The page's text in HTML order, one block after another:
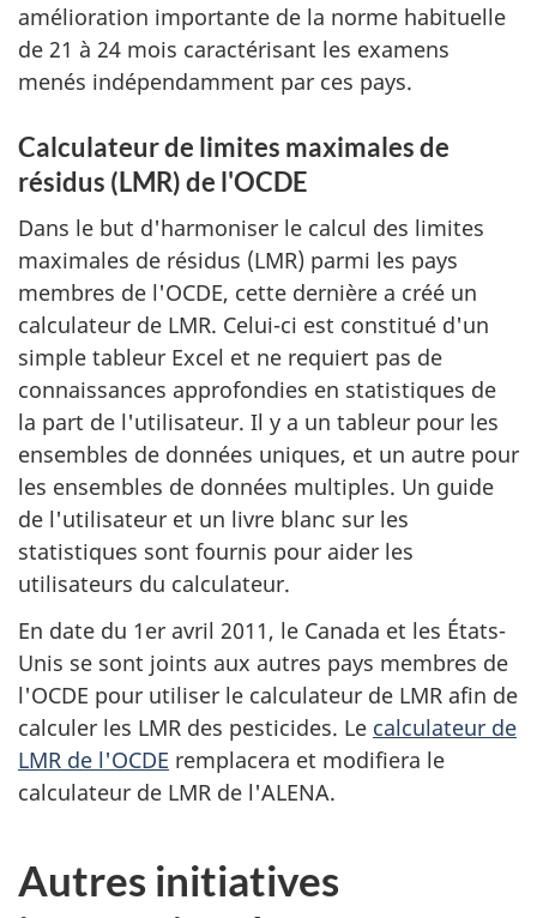
amélioration importante de la norme habituelle
de 21 à 24 mois caractérisant les examens
menés indépendamment par ces pays.
Calculateur de limites maximales de
résidus (LMR) de l'OCDE
Dans le but d'harmoniser le calcul des limites
maximales de résidus (LMR) parmi les pays
membres de l'OCDE, cette dernière a créé un
calculateur de LMR. Celui-ci est constitué d'un
simple tableur Excel et ne requiert pas de
connaissances approfondies en statistiques de
la part de l'utilisateur. Il y a un tableur pour les
ensembles de données uniques, et un autre pour
les ensembles de données multiples. Un guide
de l'utilisateur et un livre blanc sur les
statistiques sont fournis pour aider les
utilisateurs du calculateur.
En date du 1er avril 2011, le Canada et les États-
Unis se sont joints aux autres pays membres de
l'OCDE pour utiliser le calculateur de LMR afin de
calculer les LMR des pesticides. Le calculateur de
LMR de l'OCDE remplacera et modifiera le
calculateur de LMR de l'ALENA.
Autres initiatives